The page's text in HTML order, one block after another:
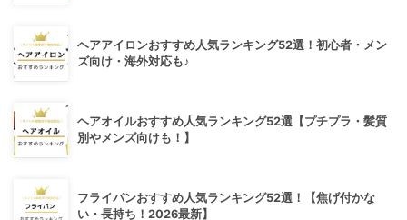
ヘアアイロンおすすめ人気ランキング52選！初心者・メン
ズ向け・海外対応も♪
ヘアオイルおすすめ人気ランキング52選【プチプラ・髪質
別やメンズ向けも！】
フライパンおすすめ人気ランキング52選！【焦げ付かな
い・長持ち！2026最新】